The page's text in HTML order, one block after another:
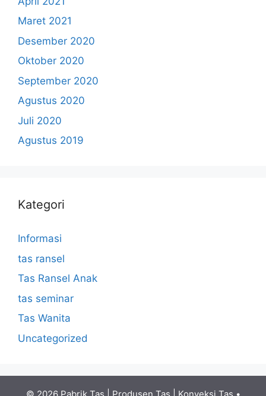
Maret 2021
Desember 2020
Oktober 2020
September 2020
Agustus 2020
Juli 2020
Agustus 2019
Kategori
Informasi
tas ransel
Tas Ransel Anak
tas seminar
Tas Wanita
Uncategorized
© 2026 Pabrik Tas | Produsen Tas | Konveksi Tas •